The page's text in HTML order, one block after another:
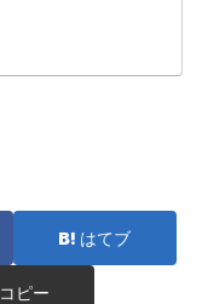
はてブ
コピー